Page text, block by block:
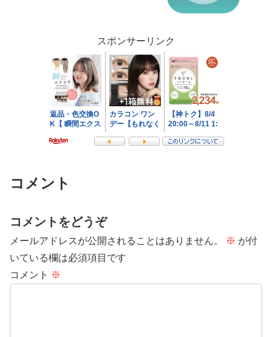
スポンサーリンク
コメント
コメントをどうぞ
メールアドレスが公開されることはありません。 ※ が付
いている欄は必須項目です
コメント ※